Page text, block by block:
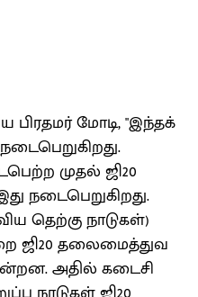
பிரதமர் மோடி, "இந்தக்
முதல் ஜி20
நடைபெறுகிறது.
தெற்கு நாடுகள்)
ஜி20 தலைமைத்துவ
அதில் கடைசி